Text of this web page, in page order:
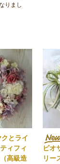
りまし
とライ
ィフィ
高級造
ピオ
リー